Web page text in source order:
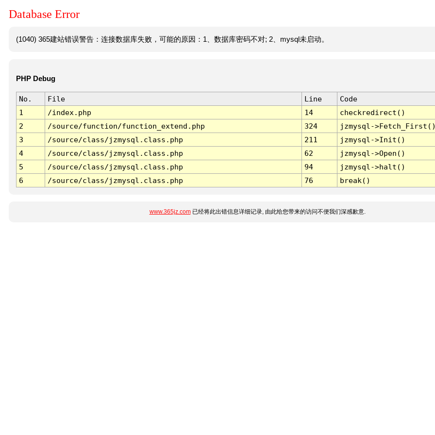
Database Error
(1040) 365建站错误警告：连接数据库失败，可能的原因：1、数据库密码不对; 2、mysql未启动。
PHP Debug
No. File Line
Code
1
/index.php 14
checkredirect()
2
/source/function/function_extend.php 324
jzmysql-
3
/source/class/jzmysql.class.php 211
jzmysql->Init()
4
/source/class/jzmysql.class.php 62
jzmysql->Open()
5
/source/class/jzmysql.class.php 94
jzmysql->halt()
6
/source/class/jzmysql.class.php 76 break()
www.365jz.com已经将此出错信息详细记录, 由此给您带来的访问不便我们深感歉意.